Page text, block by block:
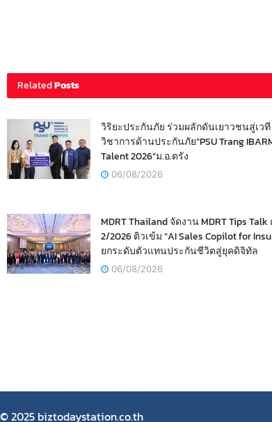
RelatedPosts
วิริยะประกันภัย ร่วมผลักดันเยาวชนสู่เวที
วิชาการด้านประกันภัย“PSU Trang
Talent 2026”ม.อ.ตรัง
06/08/2026
MDRT Thailand จัดงาน MDRT Tips Talk
2/2026 ติวเข้ม “AI Sales Copilot for
ยกระดับตัวแทนประกันชีวิตสู่ยุคดิจิทัล
06/08/2026
© 2025 biztodaystation.co.th